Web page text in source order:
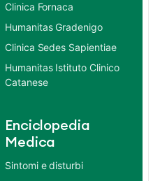
Clinica Fornaca
Humanitas Gradenigo
Clinica Sedes Sapientiae
Humanitas Istituto Clinico
Catanese
Enciclopedia
Medica
Sintomi e disturbi